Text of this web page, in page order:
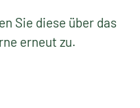
Sie diese über das
erneut zu.